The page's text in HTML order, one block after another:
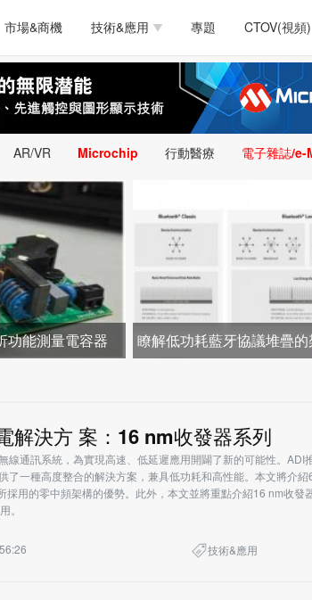
具 醫療電子
慧 安防監控
市場&商機 技術&應用
電源技術
醫療電子 通訊&網路
類比技術 LED/照明技術
智慧型視覺影像/監
專題 CTOV(視頻)
測 通訊/網路
具 醫療電子
慧 安防監控
智慧設計
醫療電子 通訊&網路
類比技術 LED/照明技術
嵌入技術 感測技術
AR/VR Microchip 行動醫療 電子雜誌/
功能測量電容器
瞭解低功耗藍牙協議堆疊的
解決方 案：16 nm收發器系列
線通訊系統，為實現高速、低延遲應用開闢了新的可能性。ADI
了一種高度整合的解決方案，兼具低功耗和高性能。本文將介紹
採用的零中頻架構的優勢。此外，本文並將重點介紹16 nm收發
。
技術&應用